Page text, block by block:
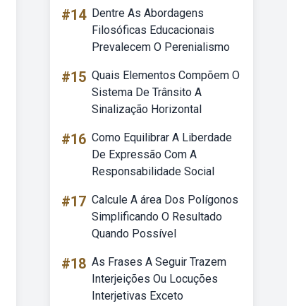
#14 Dentre As Abordagens
Filosóficas Educacionais
Prevalecem O Perenialismo
#15 Quais Elementos Compõem O
Sistema De Trânsito A
Sinalização Horizontal
#16 Como Equilibrar A Liberdade
De Expressão Com A
Responsabilidade Social
#17 Calcule A área Dos Polígonos
Simplificando O Resultado
Quando Possível
#18 As Frases A Seguir Trazem
Interjeições Ou Locuções
Interjetivas Exceto